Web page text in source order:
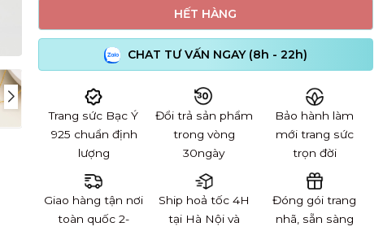
HẾT HÀNG
CHAT TƯ VẤN NGAY (8h - 22h)
Trang sức Bạc Ý
925 chuẩn định
lượng
Đổi trả sản phẩm
trong vòng
30ngày
Bảo hành làm
mới trang sức
trọn đời
Giao hàng tận nơi
toàn quốc 2-
Ship hoả tốc 4H
tại Hà Nội và
Đóng gói trang
nhã, sẵn sàng